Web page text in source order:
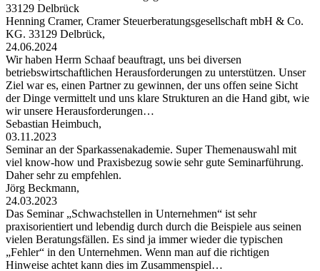
33129 Delbrück
Henning Cramer, Cramer Steuerberatungsgesellschaft mbH & Co.
KG. 33129 Delbrück,
24.06.2024
Wir haben Herrn Schaaf beauftragt, uns bei diversen
betriebswirtschaftlichen Herausforderungen zu unterstützen. Unser
Ziel war es, einen Partner zu gewinnen, der uns offen seine Sicht
der Dinge vermittelt und uns klare Strukturen an die Hand gibt, wie
wir unsere Herausforderungen…
Sebastian Heimbuch,
03.11.2023
Seminar an der Sparkassenakademie. Super Themenauswahl mit
viel know-how und Praxisbezug sowie sehr gute Seminarführung.
Daher sehr zu empfehlen.
Jörg Beckmann,
24.03.2023
Das Seminar „Schwachstellen in Unternehmen“ ist sehr
praxisorientiert und lebendig durch durch die Beispiele aus seinen
vielen Beratungsfällen. Es sind ja immer wieder die typischen
„Fehler“ in den Unternehmen. Wenn man auf die richtigen
Hinweise achtet kann dies im Zusammenspiel…